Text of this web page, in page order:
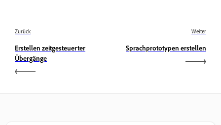
Zurück
Erstellen zeitgesteuerter
Übergänge
Weiter
Sprachprototypen erstellen